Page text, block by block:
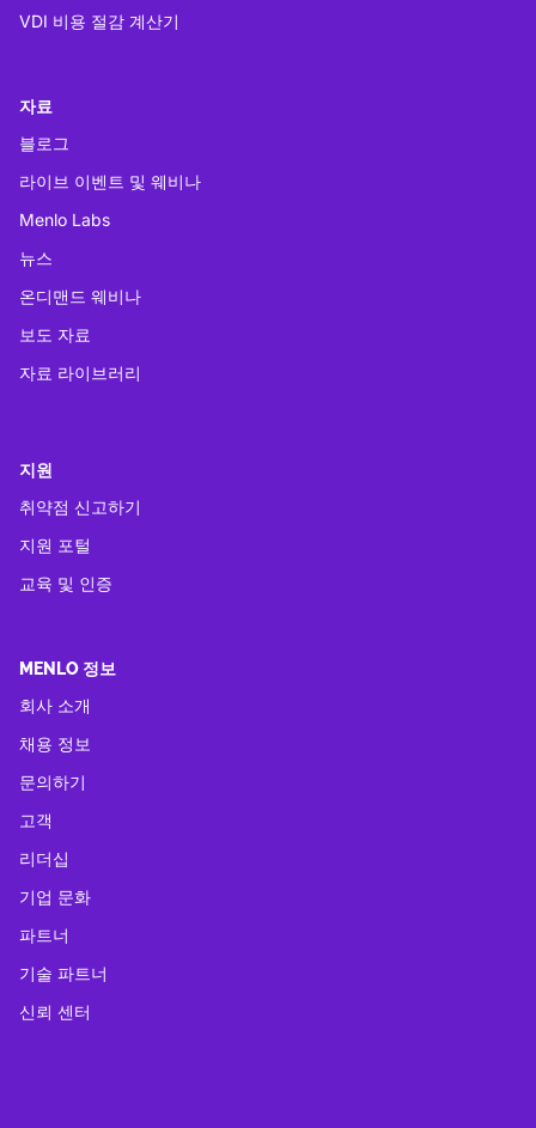
VDI 비용 절감 계산기
자료
블로그
라이브 이벤트 및 웨비나
Menlo Labs
뉴스
온디맨드 웨비나
보도 자료
자료 라이브러리
지원
취약점 신고하기
지원 포털
교육 및 인증
MENLO 정보
회사 소개
채용 정보
문의하기
고객
리더십
기업 문화
파트너
기술 파트너
신뢰 센터